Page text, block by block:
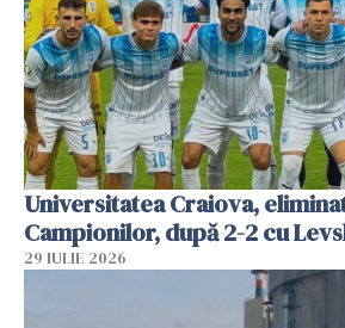
Universitatea Craiova,
Campionilor, după 2-2 cu
29 IULIE 2026